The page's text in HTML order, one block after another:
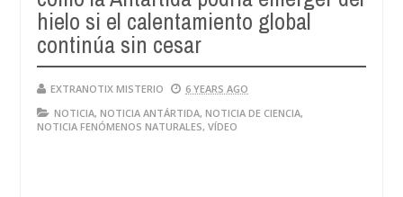
hielo si el calentamiento global
continúa sin cesar
EXTRANOTIX MISTERIO
6 YEARS AGO
NOTICIA, NOTICIA ANTÁRTIDA, NOTICIA DE CIENCIA,
NOTICIA FENÓMENOS NATURALES, VÍDEO